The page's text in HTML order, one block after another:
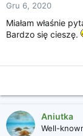
Gru 6, 2020
Miałam właśnie
Bardzo się cieszę.
Aniutka
Well-